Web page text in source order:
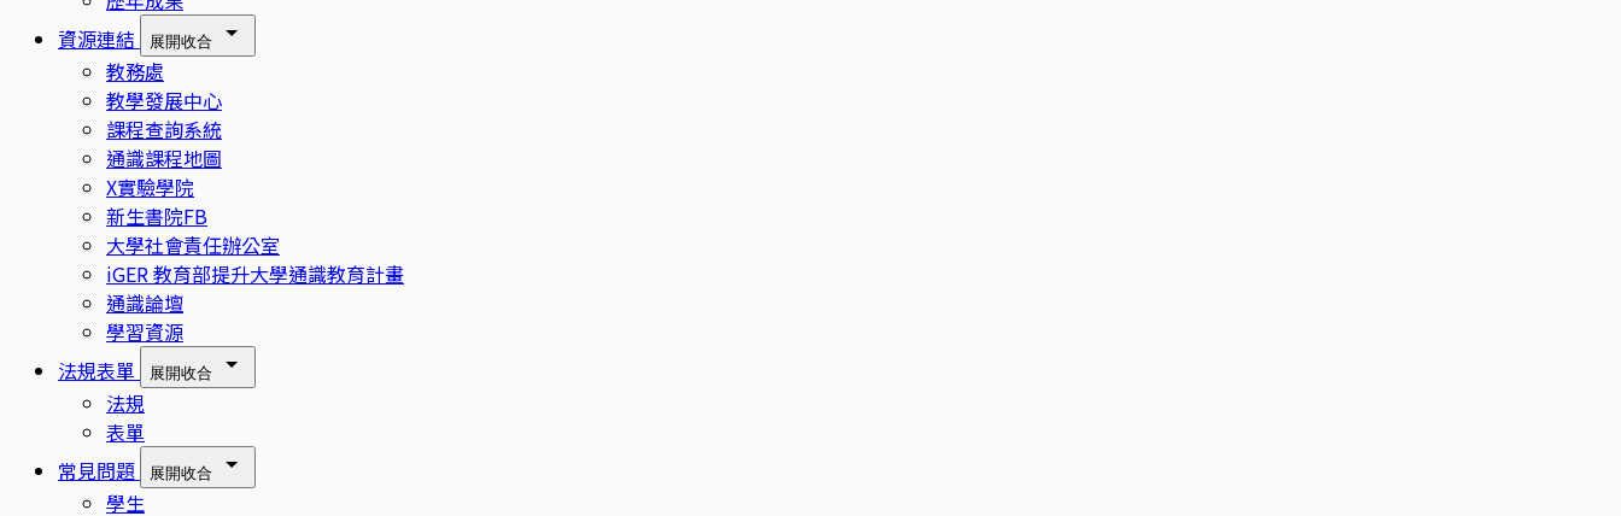
資源連結
展開收合
教務處
教學發展中心
課程查詢系統
通識課程地圖
X實驗學院
新生書院FB
大學社會責任辦公室
iGER 教育部提升大學通識教育計畫
通識論壇
學習資源
法規表單
展開收合
法規
表單
常見問題
展開收合
學生